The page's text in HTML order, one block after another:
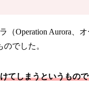
Operation Aurora、
でした。
てしまうというもの